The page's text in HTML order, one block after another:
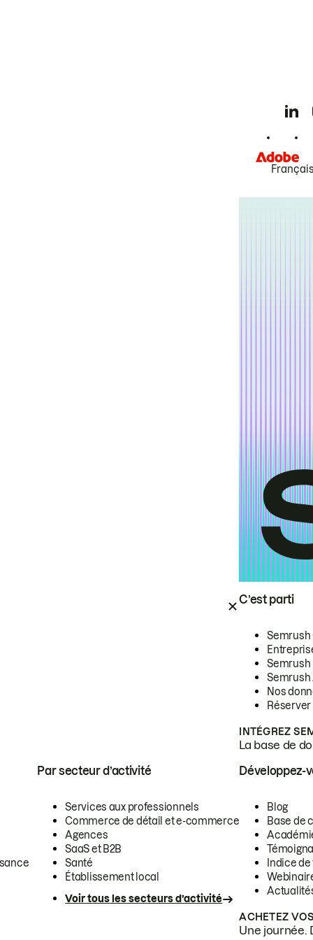
C’est parti
Semrush
Semrush
Semrush
Nos
INTÉGREZ
La base de
Par secteur d’activité
Services aux professionnels
Commerce de détail et e-commerce
Agences
SaaS et B2B
Santé
Établissement local
Voir tous les secteurs d’activité
Développez-
Blog
Base de
Indice
ACHETEZ
Une journée.